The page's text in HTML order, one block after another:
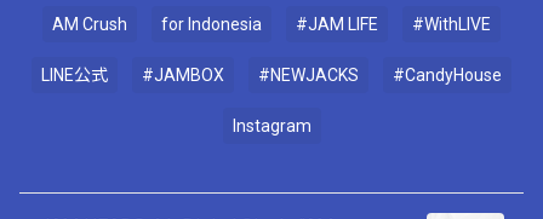
AM Crush for Indonesia #JAM LIFE #WithLIVE
LINE公式 #JAMBOX #NEWJACKS #CandyHouse
Instagram